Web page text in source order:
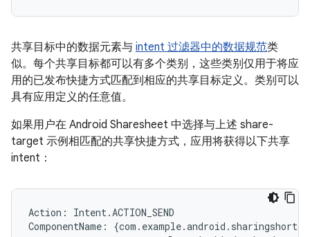
共享目标中的数据元素与 intent 过滤器中的数据规范类
似。每个共享目标都可以有多个类别，这些类别仅用于将应
用的已发布快捷方式匹配到相应的共享目标定义。类别可以
具有应用定义的任意值。
如果用户在 Android Sharesheet 中选择与上述 share-
target 示例相匹配的共享快捷方式，应用将获得以下共享
intent：
Action : Intent.ACTION_SEND
ComponentName : {com . example.android .